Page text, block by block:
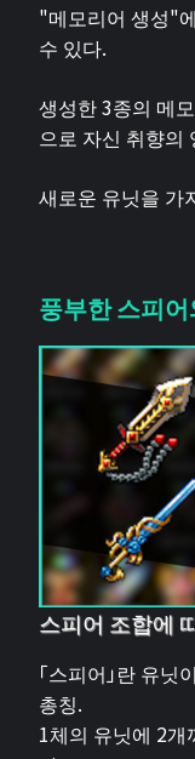
"메모리어 생성"
수 있다.
생성한 3종의 메
으로 자신 취향의
새로운 유닛을 가
풍부한 스피
스피어 조합에
「스피어」란 유
총칭.
1체의 유닛에 2